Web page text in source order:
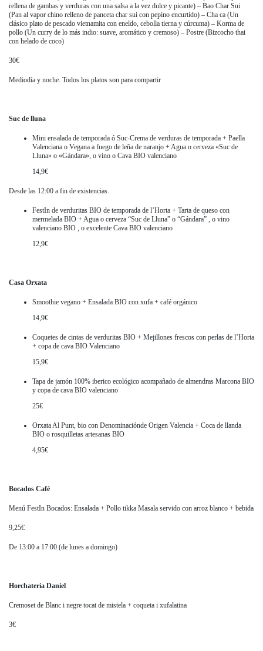
rellena de gambas y verduras con una salsa a la vez dulce y picante) – Bao Char Sui
(Pan al vapor chino relleno de panceta char sui con pepino encurtido) – Cha ca (Un
clásico plato de pescado vietnamita con eneldo, cebolla tierna y cúrcuma) – Korma de
pollo (Un curry de lo más indio: suave, aromático y cremoso) – Postre (Bizcocho thai
con helado de coco)
30€
Mediodía y noche. Todos los platos son para compartir
Suc de lluna
Mini ensalada de temporada ó Suc-Crema de verduras de temporada + Paella
Valenciana o Vegana a fuego de leña de naranjo + Agua o cerveza «Suc de
Lluna» o «Gándara», o vino o Cava BIO valenciano
14,9€
Desde las 12:00 a fin de existencias.
FestIn de verduritas BIO de temporada de l’Horta + Tarta de queso con
mermelada BIO + Agua o cerveza “Suc de Lluna” o “Gándara” , o vino
valenciano BIO , o excelente Cava BIO valenciano
12,9€
Casa Orxata
Smoothie vegano + Ensalada BIO con xufa + café orgánico
14,9€
Coquetes de cintas de verduritas BIO + Mejillones frescos con perlas de l’Horta
+ copa de cava BIO Valenciano
15,9€
Tapa de jamón 100% iberico ecológico acompañado de almendras Marcona BIO
y copa de cava BIO valenciano
25€
Orxata Al Punt, bio con Denominaciónde Origen Valencia + Coca de llanda
BIO o rosquilletas artesanas BIO
4,95€
Bocados Café
Menú FestIn Bocados: Ensalada + Pollo tikka Masala servido con arroz blanco + bebida
9,25€
De 13:00 a 17:00 (de lunes a domingo)
Horchateria Daniel
Cremoset de Blanc i negre tocat de mistela + coqueta i xufalatina
3€